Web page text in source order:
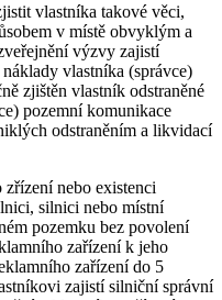
vlastníka takové věci,
v místě obvyklým a
výzvy zajistí
vlastníka (správce)
zjištěn vlastník odstraněné
pozemní komunikace
odstraněním a likvidací
nebo existenci
silnici nebo místní
pozemku bez povolení
zařízení k jeho
zařízení do 5
zajistí silniční správní